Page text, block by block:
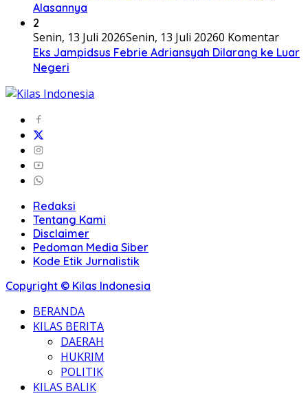
Alasannya
2
Senin, 13 Juli 2026Senin, 13 Juli 20260 Komentar
Eks Jampidsus Febrie Adriansyah Dilarang ke Luar
Negeri
Redaksi
Tentang Kami
Disclaimer
Pedoman Media Siber
Kode Etik Jurnalistik
Copyright © Kilas Indonesia
BERANDA
KILAS BERITA
DAERAH
HUKRIM
POLITIK
KILAS BALIK